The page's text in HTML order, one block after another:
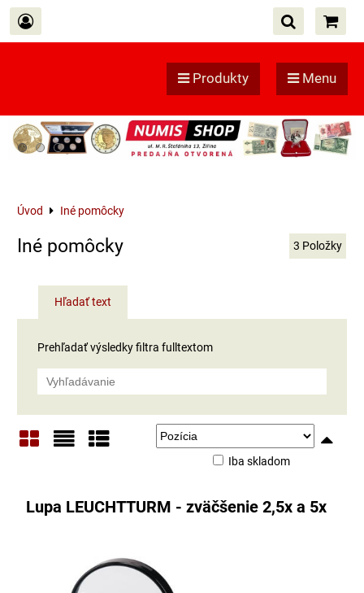
Produkty Menu
Úvod Iné pomôcky
Iné pomôcky 3 Položky
Hľadať text
Prehľadať výsledky filtra fulltextom
Iba skladom
Lupa LEUCHTTURM - zväčšenie 2,5x a 5x